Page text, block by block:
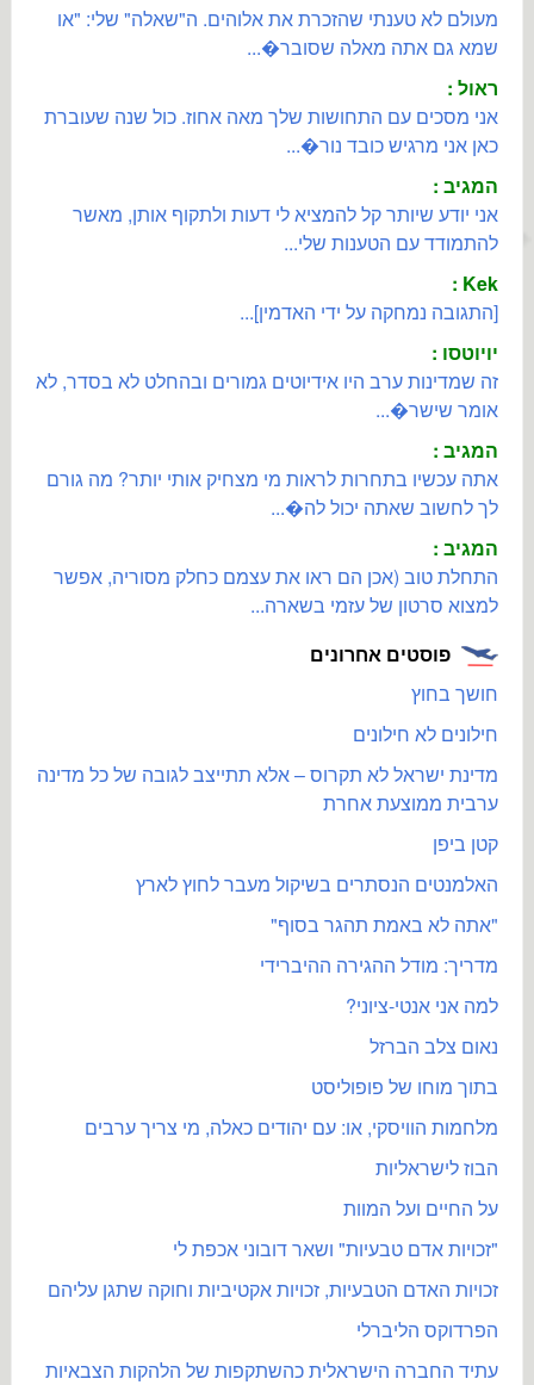
מעולם לא טענתי שהזכרת את אלוהים. ה"שאלה" שלי: "או
שמא גם אתה מאלה שסובר�...
ראול :
אני מסכים עם התחושות שלך מאה אחוז. כול שנה שעוברת
כאן אני מרגיש כובד נור�...
המגיב :
אני יודע שיותר קל להמציא לי דעות ולתקוף אותן, מאשר
להתמודד עם הטענות שלי...
Kek :
[התגובה נמחקה על ידי האדמין]...
יויוטסו :
זה שמדינות ערב היו אידיוטים גמורים ובהחלט לא בסדר, לא
אומר שישר�...
המגיב :
אתה עכשיו בתחרות לראות מי מצחיק אותי יותר? מה גורם
לך לחשוב שאתה יכול לה�...
המגיב :
התחלת טוב (אכן הם ראו את עצמם כחלק מסוריה, אפשר
למצוא סרטון של עזמי בשארה...
פוסטים אחרונים
חושך בחוץ
חילונים לא חילונים
מדינת ישראל לא תקרוס – אלא תתייצב לגובה של כל מדינה
ערבית ממוצעת אחרת
קטן ביפן
האלמנטים הנסתרים בשיקול מעבר לחוץ לארץ
"אתה לא באמת תהגר בסוף"
מדריך: מודל ההגירה ההיברידי
למה אני אנטי-ציוני?
נאום צלב הברזל
בתוך מוחו של פופוליסט
מלחמות הוויסקי, או: עם יהודים כאלה, מי צריך ערבים
הבוז לישראליות
על החיים ועל המוות
"זכויות אדם טבעיות" ושאר דובוני אכפת לי
זכויות האדם הטבעיות, זכויות אקטיביות וחוקה שתגן עליהם
הפרדוקס הליברלי
עתיד החברה הישראלית כהשתקפות של הלהקות הצבאיות